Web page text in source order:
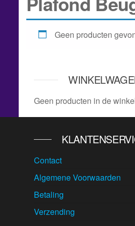
Geen producten
Geen producten in de
Contact
Algemene Voorwaarden
Betaling
Verzending